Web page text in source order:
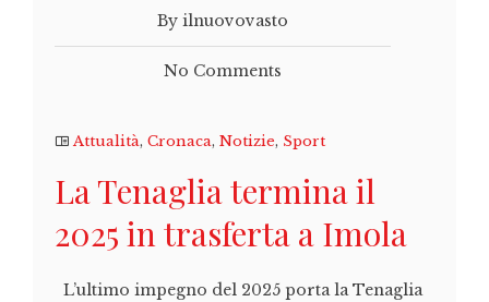
By ilnuovovasto
No Comments
Attualità, Cronaca, Notizie, Sport
La Tenaglia termina il
2025 in trasferta a Imola
L’ultimo impegno del 2025 porta la Tenaglia